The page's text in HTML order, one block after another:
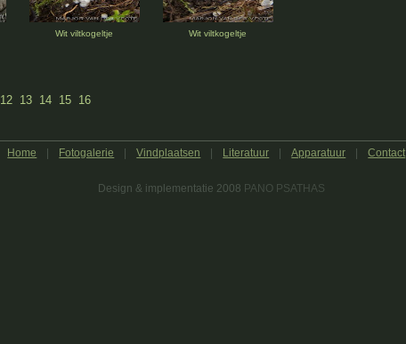
Wit viltkogeltje Wit viltkogeltje
12 13 14 15 16
Home Fotogalerie Vindplaatsen Literatuur Apparatuur Contact
Design & implementatie 2008 PANO PSATHAS